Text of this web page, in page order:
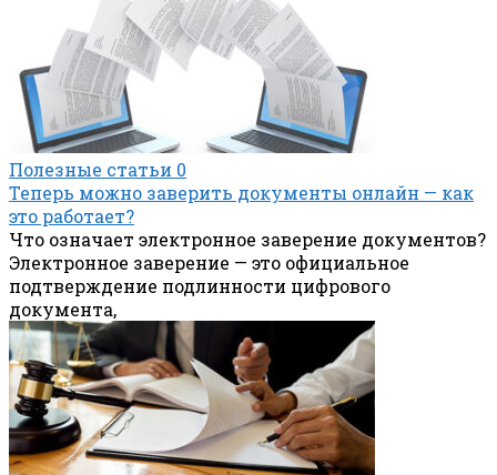
Полезные статьи 0
Теперь можно заверить документы онлайн — как
это работает?
Что означает электронное заверение документов?
Электронное заверение — это официальное
подтверждение подлинности цифрового
документа,